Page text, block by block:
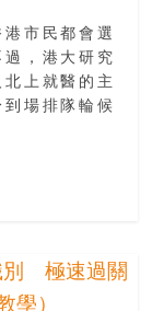
市民都會選
，港大研究
上就醫的主
場排隊輪候